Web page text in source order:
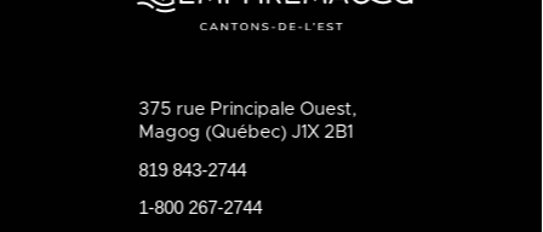
375 rue Principale Ouest,
Magog (Québec) J1X 2B1
819 843-2744
1-800 267-2744